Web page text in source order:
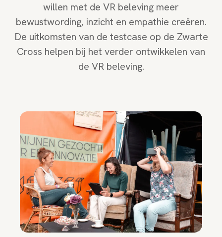
willen met de VR beleving meer
bewustwording, inzicht en empathie creëren.
De uitkomsten van de testcase op de Zwarte
Cross helpen bij het verder ontwikkelen van
de VR beleving.